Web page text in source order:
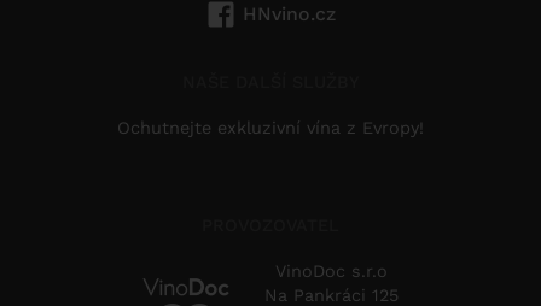
HNvino.cz
Ochutnejte exkluzivní vína z Evropy!
VinoDoc s.r.o
Na Pankráci 125